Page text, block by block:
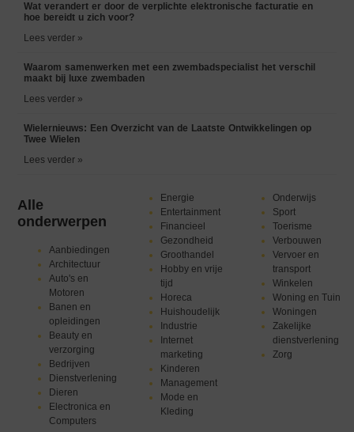
Alle
onderwerpen
Aanbiedingen
Architectuur
Auto's en
Motoren
Banen en
opleidingen
Beauty en
verzorging
Bedrijven
Dienstverlening
Dieren
Electronica en
Computers
Energie
Entertainment
Financieel
Gezondheid
Groothandel
Hobby en vrije
tijd
Horeca
Huishoudelijk
Industrie
Internet
marketing
Kinderen
Management
Mode en
Kleding
Onderwijs
Sport
Toerisme
Verbouwen
Vervoer en
transport
Winkelen
Woning en Tuin
Woningen
Zakelijke
dienstverlening
Zorg
Wat verandert er door de verplichte elektronische facturatie en
hoe bereidt u zich voor?
Lees verder »
Waarom samenwerken met een zwembadspecialist het verschil
maakt bij luxe zwembaden
Lees verder »
Wielernieuws: Een Overzicht van de Laatste Ontwikkelingen op
Twee Wielen
Lees verder »